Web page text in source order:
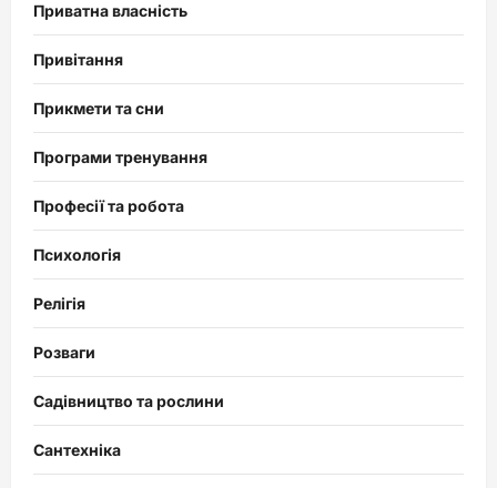
Приватна власність
Привітання
Прикмети та сни
Програми тренування
Професії та робота
Психологія
Релігія
Розваги
Садівництво та рослини
Сантехніка